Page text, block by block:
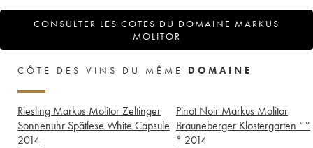
CONSULTER LES COTES DU DOMAINE MARKUS
MOLITOR
CÔTE DES VINS DU MÊME DOMAINE
Riesling Markus Molitor Zeltinger
Sonnenuhr Spätlese White Capsule
2014
Pinot Noir Markus Molitor
Brauneberger Klostergarten °°
° 2014